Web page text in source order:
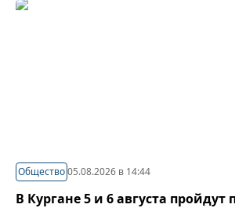
Общество05.08.2026 в 14:44
В Кургане 5 и 6 августа пройдут